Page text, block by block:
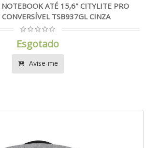
NOTEBOOK ATÉ 15,6" CITYLITE PRO
TSB937GL CINZA
Esgotado
Avise-me